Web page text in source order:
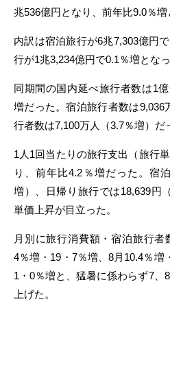
兆536億円となり、前年比9.0％増
内訳は宿泊旅行が6兆7,303億円
行が1兆3,234億円で0.1％増となっ
同期間の国内延べ旅行者数は1
増だった。宿泊旅行者数は9,036
行者数は7,100万人（3.7％増）だ
1人1回当たりの旅行支出（旅行
り、前年比4.2％増だった。宿
増）、日帰り旅行では18,639円
単価上昇が目立った。
月別に旅行消費額・宿泊旅行
4％増・19・7％増、8月10.4％増
1・0％増と、猛暑に係わらず7、
上げた。